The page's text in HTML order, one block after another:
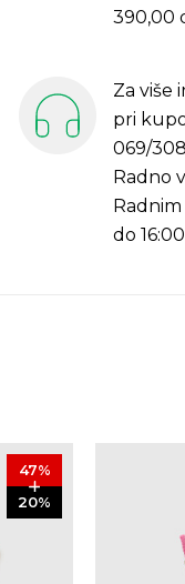
390,00
Za više
pri
069/
Radno
do
47%
20%